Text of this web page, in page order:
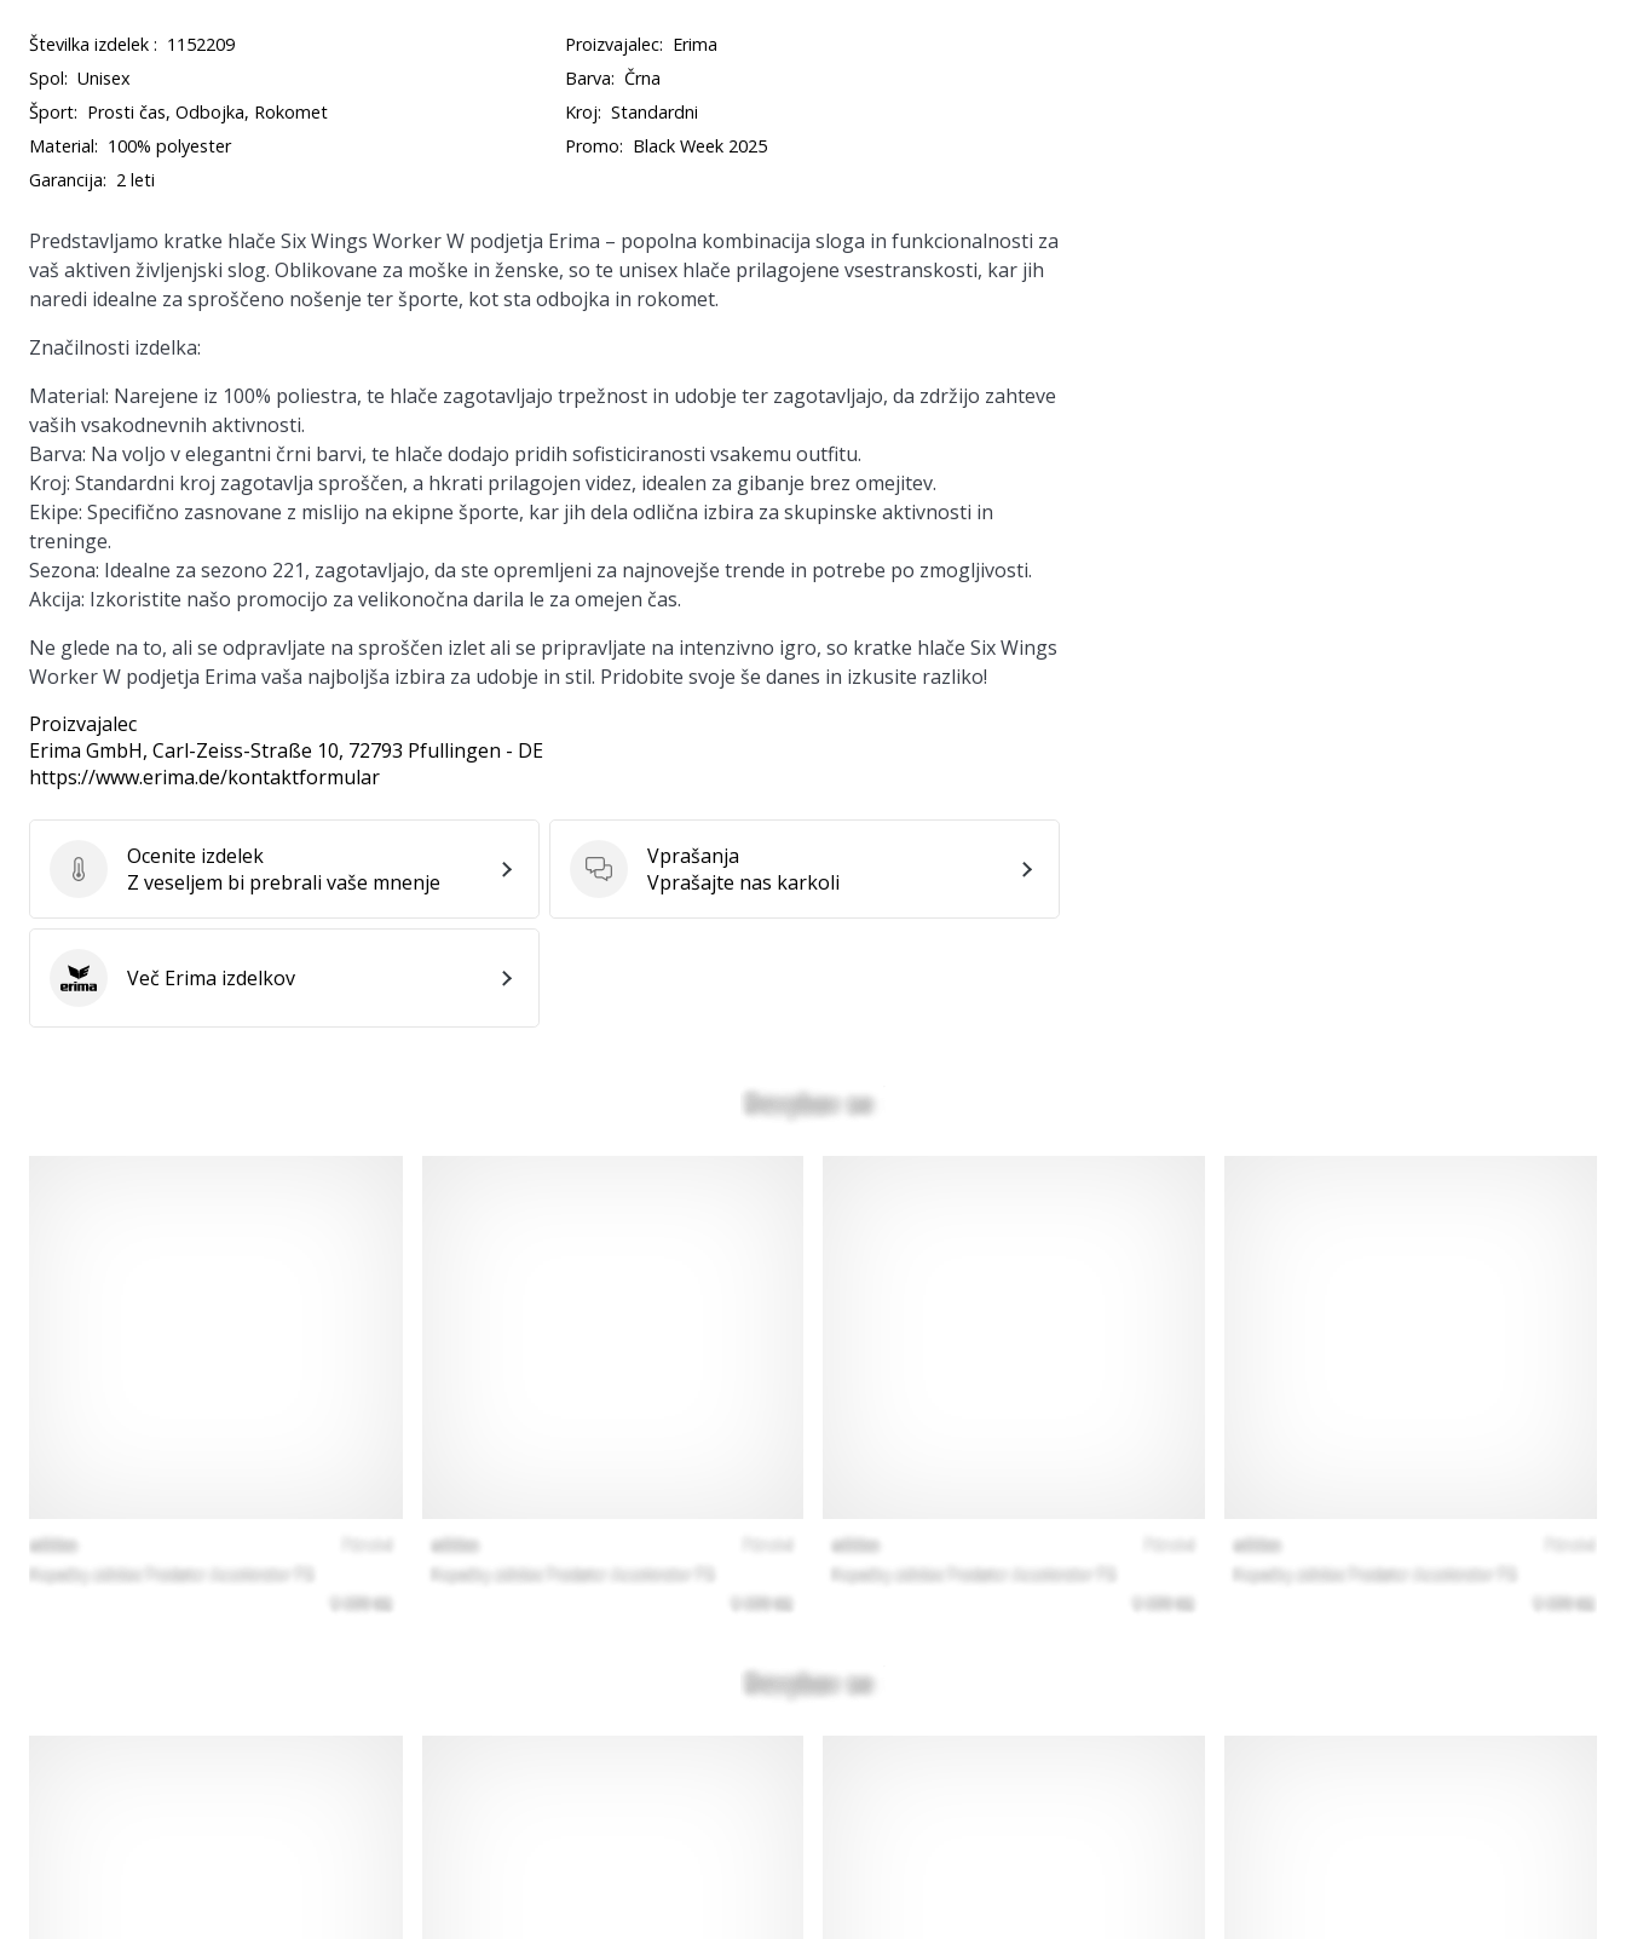
Številka izdelek : 1152209 Proizvajalec: Erima
Spol: Unisex Barva: Črna
Šport: Prosti čas, Odbojka, Rokomet Kroj: Standardni
Material: 100% polyester Promo: Black Week 2025
Garancija: 2 leti
Predstavljamo kratke hlače Six Wings Worker W podjetja Erima – popolna kombinacija sloga in funkcionalnosti za
vaš aktiven življenjski slog. Oblikovane za moške in ženske, so te unisex hlače prilagojene vsestranskosti, kar jih
naredi idealne za sproščeno nošenje ter športe, kot sta odbojka in rokomet.
Značilnosti izdelka:
Material: Narejene iz 100% poliestra, te hlače zagotavljajo trpežnost in udobje ter zagotavljajo, da zdržijo zahteve
vaših vsakodnevnih aktivnosti.
Barva: Na voljo v elegantni črni barvi, te hlače dodajo pridih sofisticiranosti vsakemu outfitu.
Kroj: Standardni kroj zagotavlja sproščen, a hkrati prilagojen videz, idealen za gibanje brez omejitev.
Ekipe: Specifično zasnovane z mislijo na ekipne športe, kar jih dela odlična izbira za skupinske aktivnosti in
treninge.
Sezona: Idealne za sezono 221, zagotavljajo, da ste opremljeni za najnovejše trende in potrebe po zmogljivosti.
Akcija: Izkoristite našo promocijo za velikonočna darila le za omejen čas.
Ne glede na to, ali se odpravljate na sproščen izlet ali se pripravljate na intenzivno igro, so kratke hlače Six Wings
Worker W podjetja Erima vaša najboljša izbira za udobje in stil. Pridobite svoje še danes in izkusite razliko!
Proizvajalec
Erima GmbH, Carl-Zeiss-Straße 10, 72793 Pfullingen - DE
https://www.erima.de/kontaktformular
Ocenite izdelek
Ocenite izdelek
Z veseljem bi prebrali vaše mnenje
Vprašanja
Vprašanja
Vprašajte nas karkoli
Erima Več Erima izdelkov